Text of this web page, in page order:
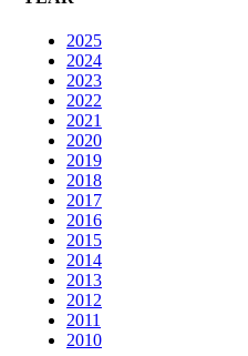
2025
2024
2023
2022
2021
2020
2019
2018
2017
2016
2015
2014
2013
2012
2011
2010